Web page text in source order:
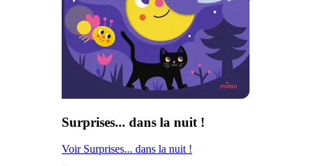
Surprises... dans la nuit !
Voir Surprises... dans la nuit !